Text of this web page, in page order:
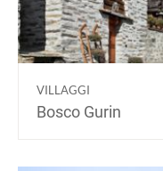
VILLAGGI
Bosco Gurin